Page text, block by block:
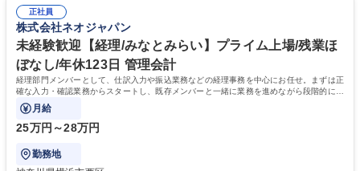
道路施設や道路工事現場の見学ツアー事業 ※入社後は上記いずれかの部門
へ配属。※業務内容変更の範囲：会社の定める業務 募集職種 【都庁グル
ープ】総合職（事務）◇残業月平均9時間未満／有給年平均16日取得
部門など多岐に渡る業務を経験できます。 ■様々なプロジェクト：駐車場
事業の他、新宿駅西口広場内に設置された照明を兼ねた広告「ブライトサ
イン」の管理運営を行うなど、事業収益を生み出す活動を積極的に行って
います。 学歴・資格 学歴：大学院 大学 高専 短大 専修学校 高校 語学力：
資格：
正社員
株式会社ネオジャパン
未経験歓迎【経理/みなとみらい】プライム上場/残業ほ
ぼなし/年休123日 管理会計
経理部門メンバーとして、仕訳入力や振込業務などの経理事務を中心にお任せ。まずは正
確な入力・確認業務からスタートし、既存メンバーと一緒に業務を進めながら段階的に経
理知識を身につけていただきます。
月給
25万円～28万円
勤務地